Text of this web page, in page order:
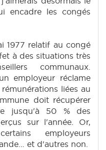
encadre les congés
1977 relatif au congé
à des situations très
communaux.
employeur réclame
liées au
doit récupérer
jusqu'à 50 % des
sur l'année. Or,
employeurs
et d'autres non.